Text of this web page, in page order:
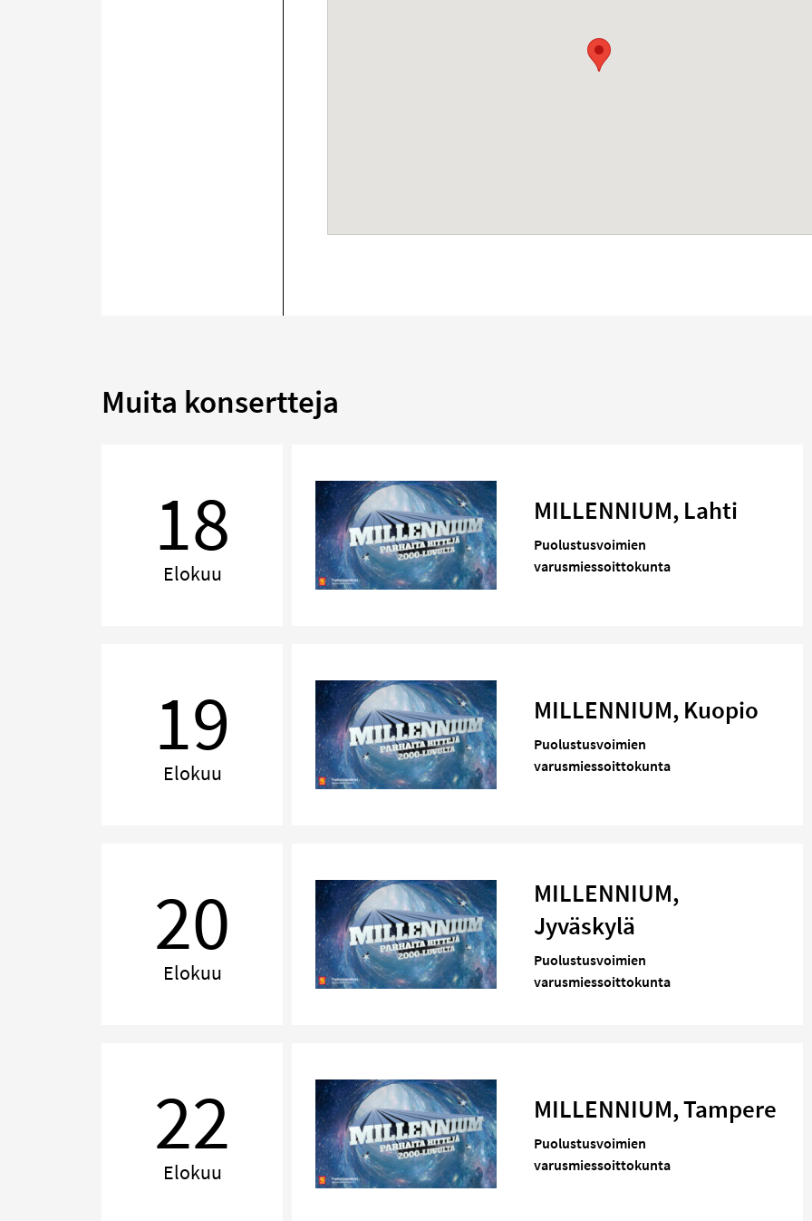
Muita konsertteja
18
Elokuu
MILLENNIUM, Lahti
Puolustusvoimien
varusmiessoittokunta
19
Elokuu
MILLENNIUM, Kuopio
Puolustusvoimien
varusmiessoittokunta
20
Elokuu
MILLENNIUM,
Jyväskylä
Puolustusvoimien
varusmiessoittokunta
22
Elokuu
MILLENNIUM, Tampere
Puolustusvoimien
varusmiessoittokunta